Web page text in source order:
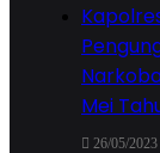
Mei
26/05/2023